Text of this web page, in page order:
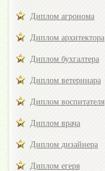
Диплом агронома
Диплом архитектора
Диплом бухгалтера
Диплом ветеринара
Диплом воспитателя
Диплом врача
Диплом дизайнера
Диплом егеря